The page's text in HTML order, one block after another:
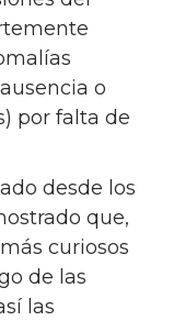
o
por falta de
desde los
que,
curiosos
de las
las